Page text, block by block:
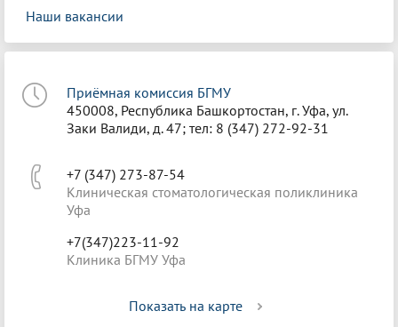
Наши вакансии
Приёмная комиссия БГМУ
450008, Республика Башкортостан, г. Уфа, ул.
Заки Валиди, д. 47; тел: 8 (347) 272-92-31
+7 (347) 273-87-54
Клиническая стоматологическая поликлиника
Уфа
+7(347)223-11-92
Клиника БГМУ Уфа
Показать на карте